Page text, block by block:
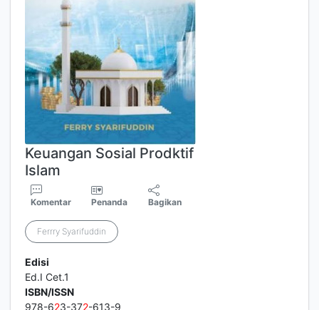
Keuangan Sosial Prodktif
Islam
Komentar Penanda Bagikan
Ferrry Syarifuddin
Edisi
Ed.I Cet.1
ISBN/ISSN
978-623-372-613-9